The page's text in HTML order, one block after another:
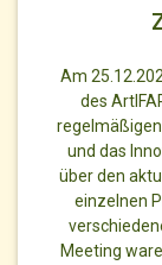
Am
des
und das
über den
einzelnen
Meeting